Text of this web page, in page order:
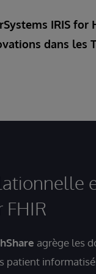
IRIS for
dans les
FHIR
agrège les
patient